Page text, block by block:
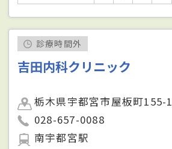
診療時間外
吉田内科クリニック
栃木県宇都宮市屋板町155-1
028-657-0088
南宇都宮駅